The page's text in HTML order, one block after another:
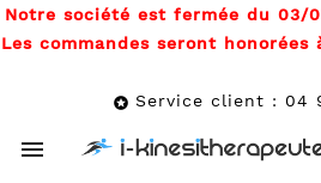
Notre société est fermée du 03/
Les commandes seront
 Service client : 04
